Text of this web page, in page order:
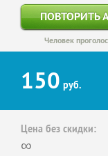
ПОВТОРИТЬ
Человек
150 руб.
Цена без скидки:
∞